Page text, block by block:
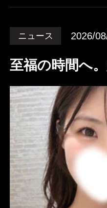
ニュース 2026/
至福の時間へ